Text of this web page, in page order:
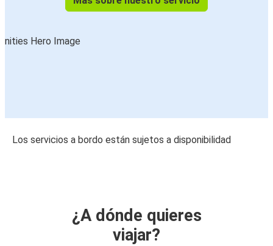
Los servicios a bordo están sujetos a disponibilidad
¿A dónde quieres
viajar?